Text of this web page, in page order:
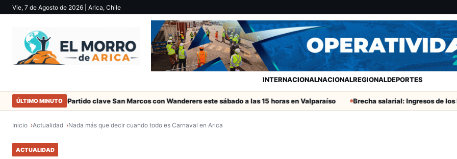
Vie, 7 de Agosto de 2026 | Arica, Chile
INTERNACIONALNACIONALREGIONALDEPORTES
ÚLTIMO MINUTO
Partido clave San Marcos con Wanderers este sábado a las 15 horas en Valparaíso Brecha salarial: Ingresos de los hombres
Inicio Actualidad Nada más que decir cuando todo es Carnaval en Arica
ACTUALIDAD